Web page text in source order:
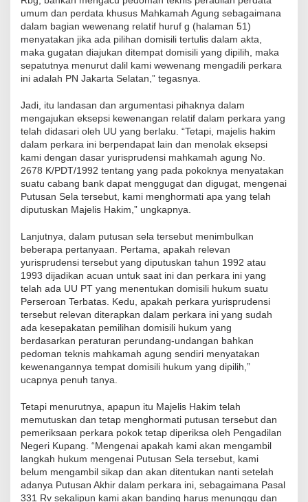
umum dan perdata khusus Mahkamah Agung sebagaimana
dalam bagian wewenang relatif huruf g (halaman 51)
menyatakan jika ada pilihan domisili tertulis dalam akta,
maka gugatan diajukan ditempat domisili yang dipilih, maka
sepatutnya menurut dalil kami wewenang mengadili perkara
ini adalah PN Jakarta Selatan,” tegasnya.
Jadi, itu landasan dan argumentasi pihaknya dalam
mengajukan eksepsi kewenangan relatif dalam perkara yang
telah didasari oleh UU yang berlaku. “Tetapi, majelis hakim
dalam perkara ini berpendapat lain dan menolak eksepsi
kami dengan dasar yurisprudensi mahkamah agung No.
2678 K/PDT/1992 tentang yang pada pokoknya menyatakan
suatu cabang bank dapat menggugat dan digugat, mengenai
Putusan Sela tersebut, kami menghormati apa yang telah
diputuskan Majelis Hakim,” ungkapnya.
Lanjutnya, dalam putusan sela tersebut menimbulkan
beberapa pertanyaan. Pertama, apakah relevan
yurisprudensi tersebut yang diputuskan tahun 1992 atau
1993 dijadikan acuan untuk saat ini dan perkara ini yang
telah ada UU PT yang menentukan domisili hukum suatu
Perseroan Terbatas. Kedu, apakah perkara yurisprudensi
tersebut relevan diterapkan dalam perkara ini yang sudah
ada kesepakatan pemilihan domisili hukum yang
berdasarkan peraturan perundang-undangan bahkan
pedoman teknis mahkamah agung sendiri menyatakan
kewenangannya tempat domisili hukum yang dipilih,”
ucapnya penuh tanya.
Tetapi menurutnya, apapun itu Majelis Hakim telah
memutuskan dan tetap menghormati putusan tersebut dan
pemeriksaan perkara pokok tetap diperiksa oleh Pengadilan
Negeri Kupang. “Mengenai apakah kami akan mengambil
langkah hukum mengenai Putusan Sela tersebut, kami
belum mengambil sikap dan akan ditentukan nanti setelah
adanya Putusan Akhir dalam perkara ini, sebagaimana Pasal
331 Rv sekalipun kami akan banding harus menunggu dan